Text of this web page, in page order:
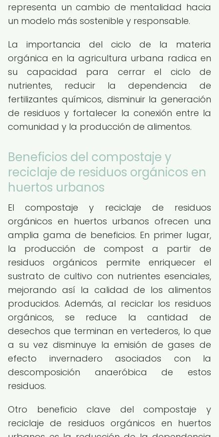
representa un cambio de mentalidad hacia
un modelo más sostenible y responsable.
La importancia del ciclo de la materia
orgánica en la agricultura urbana radica en
su capacidad para cerrar el ciclo de
nutrientes, reducir la dependencia de
fertilizantes químicos, disminuir la generación
de residuos y fortalecer la conexión entre la
comunidad y la producción de alimentos.
Beneficios del compostaje y
reciclaje de residuos orgánicos en
huertos urbanos
El compostaje y reciclaje de residuos
orgánicos en huertos urbanos ofrecen una
amplia gama de beneficios. En primer lugar,
la producción de compost a partir de
residuos orgánicos permite enriquecer el
sustrato de cultivo con nutrientes esenciales,
mejorando así la calidad de los alimentos
producidos. Además, al reciclar los residuos
orgánicos, se reduce la cantidad de
desechos que terminan en vertederos, lo que
a su vez disminuye la emisión de gases de
efecto invernadero asociados con la
descomposición anaeróbica de estos
residuos.
Otro beneficio clave del compostaje y
reciclaje de residuos orgánicos en huertos